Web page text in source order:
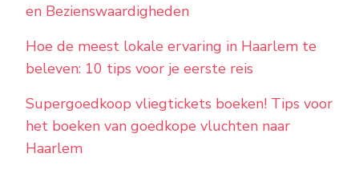
en Bezienswaardigheden
Hoe de meest lokale ervaring in Haarlem te
beleven: 10 tips voor je eerste reis
Supergoedkoop vliegtickets boeken! Tips voor
het boeken van goedkope vluchten naar
Haarlem